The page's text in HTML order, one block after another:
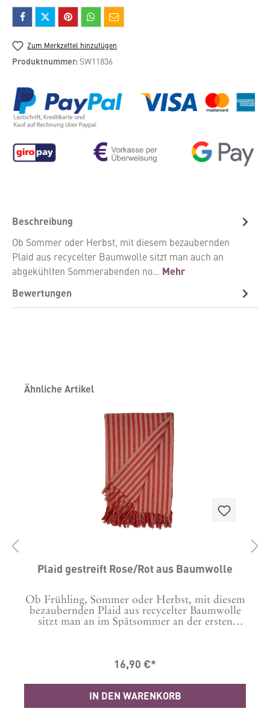
Zum Merkzettel hinzufügen
Produktnummer: SW11836
Beschreibung
Ob Sommer oder Herbst, mit diesem bezaubernden
Plaid aus recycelter Baumwolle sitzt man auch an
abgekühlten Sommerabenden no… Mehr
Bewertungen
Produktgalerie überspringen
Ähnliche Artikel
Plaid gestreift Rose/Rot aus Baumwolle
Ob Frühling, Sommer oder Herbst, mit diesem
bezaubernden Plaid aus recycelter Baumwolle
sitzt man an im Spätsommer an der ersten
Fransen für gemütliche Abende auf dem
roten Streifen gewebt. Waschanleitung: 30 Grad
Maschinenwäsche Material: 100% Baumwolle,
recycelt Masse in cm: B: 130 L: 180
16,90 €*
IN DEN WARENKORB